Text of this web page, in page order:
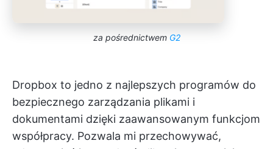
za pośrednictwem G2
Dropbox to jedno z najlepszych programów do
bezpiecznego zarządzania plikami i
dokumentami dzięki zaawansowanym funkcjom
współpracy. Pozwala mi przechowywać,